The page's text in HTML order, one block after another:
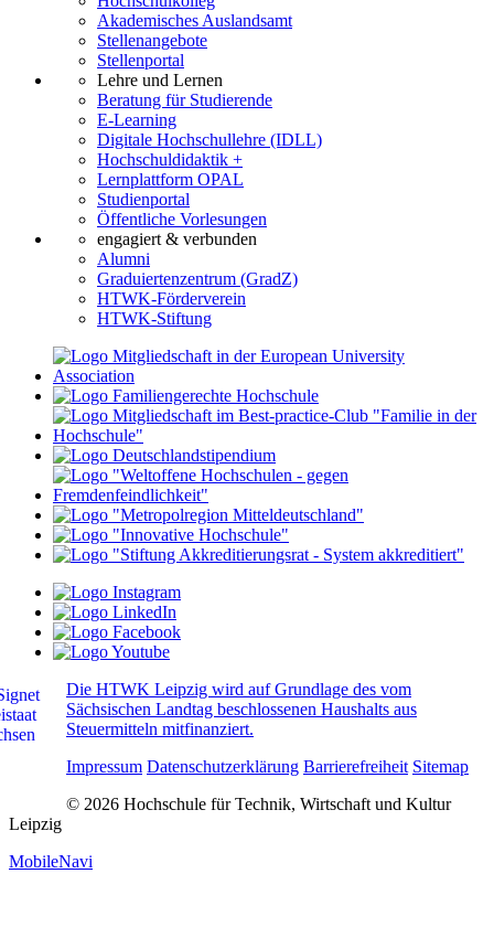
Akademisches Auslandsamt
Stellenangebote
Stellenportal
Lehre und Lernen
Beratung für Studierende
E-Learning
Digitale Hochschullehre (IDLL)
Hochschuldidaktik +
Lernplattform OPAL
Studienportal
Öffentliche Vorlesungen
engagiert & verbunden
Alumni
Graduiertenzentrum (GradZ)
HTWK-Förderverein
HTWK-Stiftung
Die HTWK Leipzig wird auf Grundlage des vom
Sächsischen Landtag beschlossenen Haushalts aus
Steuermitteln mitfinanziert.
Impressum Datenschutzerklärung Barrierefreiheit Sitemap
© 2026 Hochschule für Technik, Wirtschaft und Kultur
Leipzig
MobileNavi